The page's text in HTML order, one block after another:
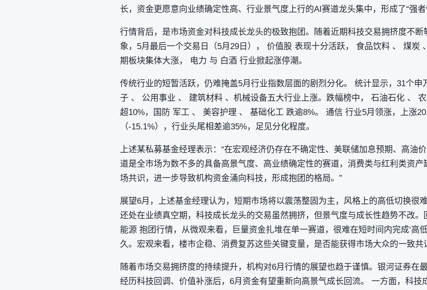
长，资金更愿意向业绩确定性高、行业景气度上行的AI赛道龙头集中，形成了“强者
行情背后，是市场资金对科技成长龙头的极致抱团。随着近期科技交易拥挤度不
象，5月最后一个交易日（5月29日）， 价值股 表现十分活跃， 食品饮料 、 煤炭
期板块集体大涨， 电力 与 白酒 行业掀起涨停潮。
传统行业的短暂活跃，仍难掩盖5月行业指数层面的剧烈分化。 统计显示，31个
子 、 公用事业 、 建筑材料 、机械设备五大行业上涨。跌幅榜中， 石油石化 、
超10%，国防 军工 、 美容护理 、 基础化工 跌逾8%。 通信 行业5月领涨，上涨
（-15.1%），行业头尾相差逾35%，足见分化程度。
上述某私募基金经理表示：“在宏观经济仍存在不确定性、美联储加息预期、高油
道是全市场为数不多的具备高景气度、高业绩确定性的赛道，消费类与红利类资
场共识，进一步导致机构资金涌向科技，形成抱团的格局。”
展望6月，上述基金经理认为，短期市场将以震荡整固为主，风格上的高低切换很
还处在业绩真空期，科技成长龙头的交易虽然拥挤，但景气度与成长性趋势不改。
能源 抱团行情，从微观来看，巨量资金扎堆在单一赛道，很难在短时间内完成‘高
久。宏观来看，楼市企稳、消费复苏这些关键变量，是否能获得市场大众的一致共
随着市场交易拥挤度的持续提升，机构对6月行情的展望也趋于谨慎。银河证券在
经历科技回调、价值补涨后，6月资金有望重新向高景气成长回流。 一方面，科技